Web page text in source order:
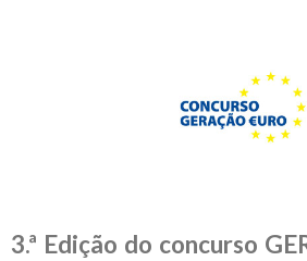
3.ª Edição do concurso